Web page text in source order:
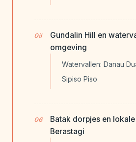
Gundalin Hill en
omgeving
Watervallen: Danau
Sipiso Piso
Batak dorpjes en
Berastagi